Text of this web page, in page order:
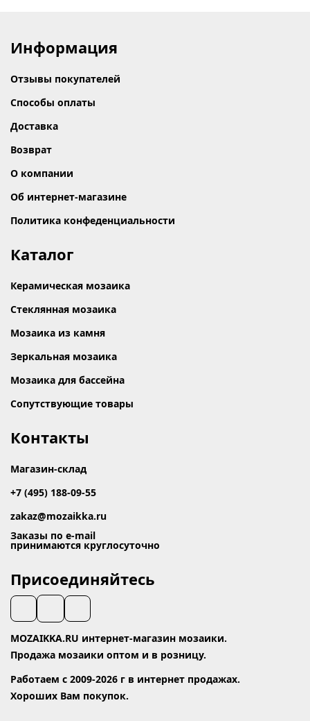
Информация
Отзывы покупателей
Способы оплаты
Доставка
Возврат
О компании
Об интернет-магазине
Политика конфеденциальности
Каталог
Керамическая мозаика
Стеклянная мозаика
Мозаика из камня
Зеркальная мозаика
Мозаика для бассейна
Сопутствующие товары
Контакты
Магазин-склад
+7 (495) 188-09-55
zakaz@mozaikka.ru
Заказы по e-mail
принимаются круглосуточно
Присоединяйтесь
MOZAIKKA.RU интернет-магазин мозаики.
Продажа мозаики оптом и в розницу.
Работаем с 2009-2026 г в интернет продажах.
Хороших Вам покупок.